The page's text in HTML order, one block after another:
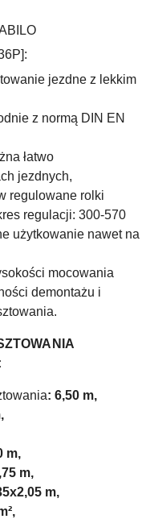
jezdne z lekkim
z normą DIN EN
łatwo
jezdnych,
regulowane rolki
regulacji: 300-570
użytkowanie nawet na
mocowania
demontażu i
: 6,50 m,
m,
m,
m,